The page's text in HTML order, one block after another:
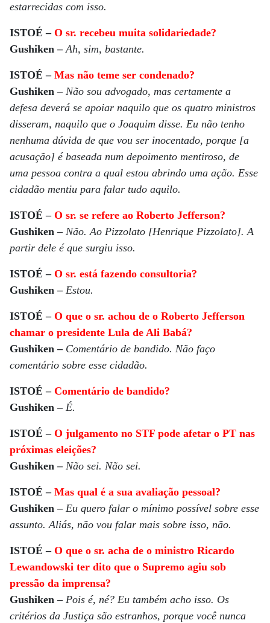
estarrecidas com isso.
ISTOÉ – O sr. recebeu muita solidariedade?
Gushiken –Ah, sim, bastante.
ISTOÉ – Mas não teme ser condenado?
Gushiken – Não sou advogado, mas certamente a
defesa deverá se apoiar naquilo que os quatro ministros
disseram, naquilo que o Joaquim disse. Eu não tenho
nenhuma dúvida de que vou ser inocentado, porque [a
acusação] é baseada num depoimento mentiroso, de
uma pessoa contra a qual estou abrindo uma ação. Esse
cidadão mentiu para falar tudo aquilo.
ISTOÉ – O sr. se refere ao Roberto Jefferson?
Gushiken – Não. Ao Pizzolato [Henrique Pizzolato]. A
partir dele é que surgiu isso.
ISTOÉ – O sr. está fazendo consultoria?
Gushiken – Estou.
ISTOÉ – O que o sr. achou de o Roberto Jefferson
chamar o presidente Lula de Ali Babá?
Gushiken – Comentário de bandido. Não faço
comentário sobre esse cidadão.
ISTOÉ – Comentário de bandido?
Gushiken – É.
ISTOÉ – O julgamento no STF pode afetar o PT nas
próximas eleições?
Gushiken – Não sei. Não sei.
ISTOÉ – Mas qual é a sua avaliação pessoal?
Gushiken – Eu quero falar o mínimo possível sobre esse
assunto. Aliás, não vou falar mais sobre isso, não.
ISTOÉ – O que o sr. acha de o ministro Ricardo
Lewandowski ter dito que o Supremo agiu sob
pressão da imprensa?
Gushiken – Pois é, né? Eu também acho isso. Os
critérios da Justiça são estranhos, porque você nunca